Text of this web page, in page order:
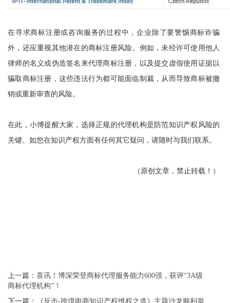
在寻求商标注册或咨询服务的过程中，企业除了要警惕商标诈骗
外，还应重视其他潜在的商标注册风险。例如，未经许可使用他人
律师的名义或伪造签名来代理商标注册，以及提交虚假使用证据以
骗取商标注册，这些违法行为都可能面临制裁，从而导致商标被撤
销或重新审查的风险。
在此，小博提醒大家，选择正规的代理机构是防范知识产权风险的
关键。如您在知识产权方面有任何其它疑问，请随时与我们联系。
（原创文章，禁止转载！）
上一篇： 喜讯！博深荣登商标代理服务能力600强，获评“3A级
商标代理机构”！
下一篇：
《反击-跨境电商知识产权维权之道》主题沙龙顺利举